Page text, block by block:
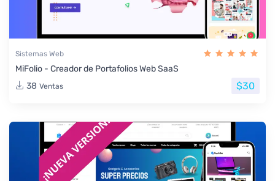
Sistemas Web
MiFolio - Creador de Portafolios Web SaaS
38 Ventas $30